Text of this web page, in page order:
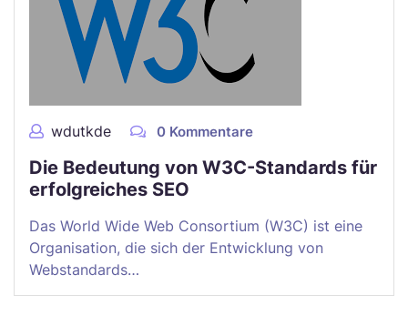
wdutkde 0 Kommentare
Die Bedeutung von W3C-Standards für
erfolgreiches SEO
Das World Wide Web Consortium (W3C) ist eine
Organisation, die sich der Entwicklung von
Webstandards…